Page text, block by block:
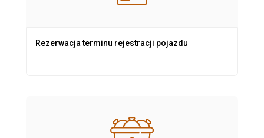
Rezerwacja terminu rejestracji pojazdu